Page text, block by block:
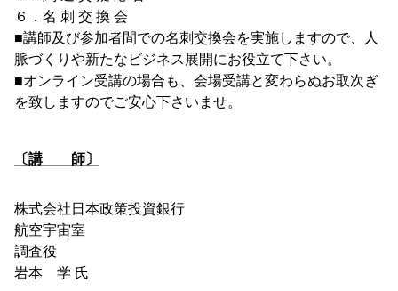
６．名 刺 交 換 会
■講師及び参加者間での名刺交換会を実施しますので、人
脈づくりや新たなビジネス展開にお役立て下さい。
■オンライン受講の場合も、会場受講と変わらぬお取次ぎ
を致しますのでご安心下さいませ。
〔講 師〕
株式会社日本政策投資銀行
航空宇宙室
調査役
岩本 学 氏